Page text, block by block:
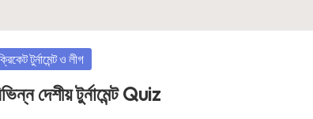
টুর্নামেন্ট ও লীগ
দেশীয় টুর্নামেন্ট Quiz